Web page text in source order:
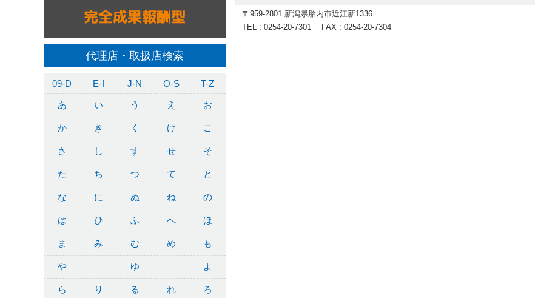
代理店・取扱店検索
09-D E-I J-N O-S T-Z
あ い う え お
か き く け こ
さ し す せ そ
た ち つ て と
な に ぬ ね の
は ひ ふ へ ほ
ま み む め も
や ゆ よ
ら り る れ ろ
〒959-2801 新潟県胎内市近江新1336
TEL : 0254-20-7301
FAX : 0254-20-7304